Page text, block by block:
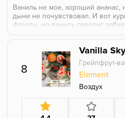
Ваниль не мое, хороший ананас,
дыни не почувствовал. И вот
фрукты, но ваниль говорит
8
Vanilla Sky
Грейпфрут-
Element
Воздух